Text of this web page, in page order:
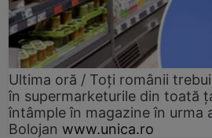
Ultima oră / Toți românii
în supermarketurile din toată
întâmple în magazine în urma
Bolojan www.unica.ro